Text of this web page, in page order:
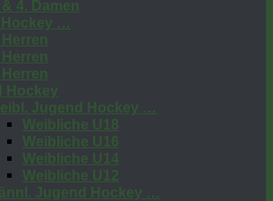
& 4. Damen
Hockey …
Herren
Herren
Herren
Hockey
Jugend Hockey …
Weibliche U18
Weibliche U16
Weibliche U14
Weibliche U12
Jugend Hockey …